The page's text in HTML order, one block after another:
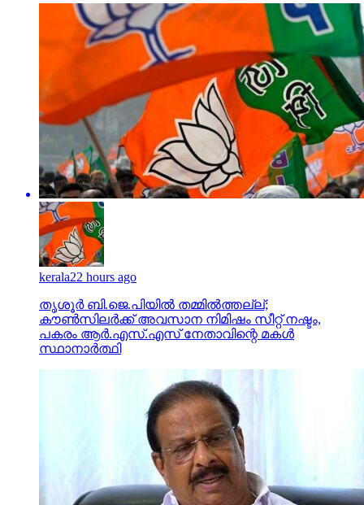
kerala22 hours ago
തൃശൂര്‍ ബി.ജെ.പിയില്‍ തമ്മില്‍ത്തല്ല്;
കൗണ്‍സിലര്‍ക്ക് അവസാന നിമിഷം സീറ്റ് നഷ്ടം,
പകരം ആര്‍.എസ്.എസ് നേതാവിന്റെ മകള്‍
സ്ഥാനാര്‍ത്ഥി